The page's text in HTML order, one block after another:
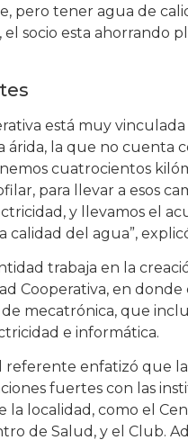
pero tener agua de
el socio esta ahorrando
está muy vinculada
árida, la que no cuenta
cuatrocientos
para llevar a esos
y llevamos el
calidad del agua”,
trabaja en la
Cooperativa, en
mecatrónica, que
e informática.
referente enfatizó que
fuertes con las
la localidad, como el
de Salud, y el Club.